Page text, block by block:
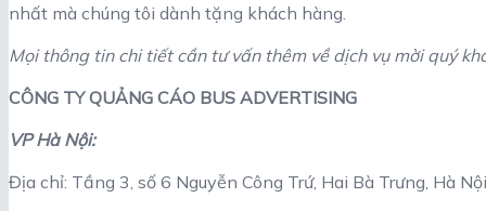
nhất mà chúng tôi dành tặng khách hàng.
Mọi thông tin chi tiết cần tư vấn thêm về dịch vụ mời quý
CÔNG TY QUẢNG CÁO BUS ADVERTISING
VP Hà Nội:
Địa chỉ: Tầng 3, số 6 Nguyễn Công Trứ, Hai Bà Trưng, Hà Nội